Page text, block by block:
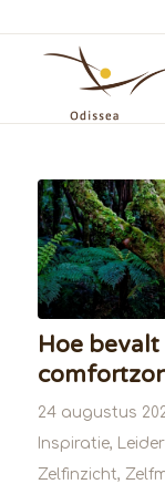
Hoe
24 augustus
Inspiratie,
Zelfinzicht,